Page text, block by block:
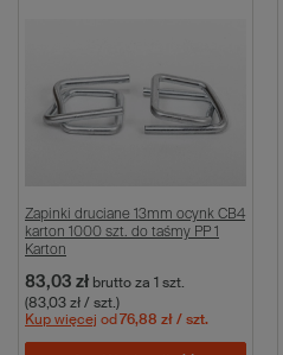
Zapinki druciane 13mm ocynk CB4
karton 1000 szt. do taśmy PP 1
Karton
83,03 zł brutto za 1 szt.
(83,03 zł / szt.)
Kup więcej od 76,88 zł / szt.